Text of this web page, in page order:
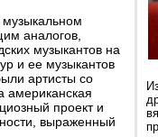
аналогов,
музыкантов на
и ее музыкантов
артисты со
американская
проект и
выраженный